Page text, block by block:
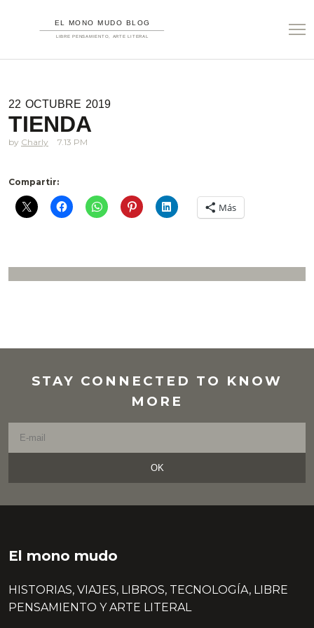
22 OCTUBRE 2019
TIENDA
Charly 7.13 PM
Compartir:
Más
STAY CONNECTED TO KNOW
MORE
OK
El mono mudo
HISTORIAS, VIAJES, LIBROS, TECNOLOGÍA, LIBRE
PENSAMIENTO Y ARTE LITERAL